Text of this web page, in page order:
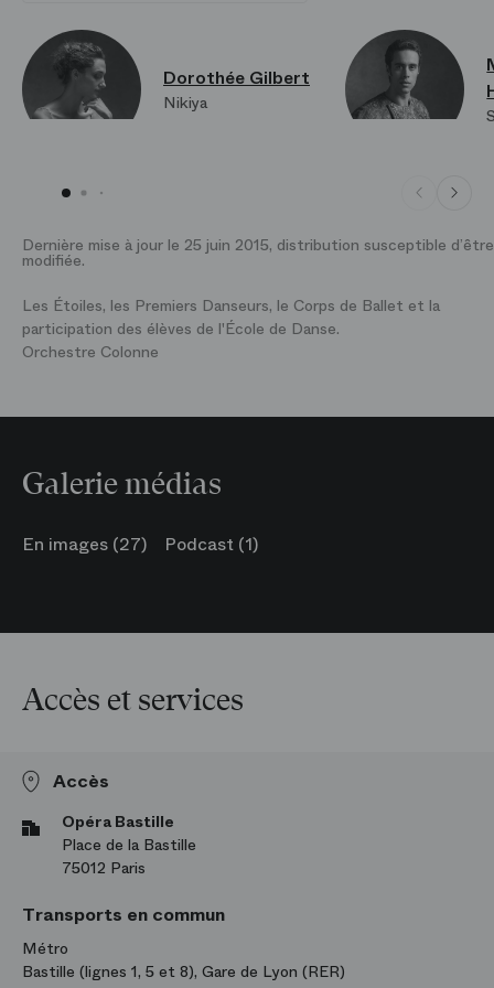
Dorothée Gilbert
Nikiya
Dernière mise à jour le 25 juin 2015, distribution susceptible d’être
modifiée.
Les Étoiles, les Premiers Danseurs, le Corps de Ballet et la
participation des élèves de l'École de Danse.
Orchestre Colonne
Galerie médias
En images (27) Podcast (1)
Accès et services
Accès
Opéra Bastille
Place de la Bastille
75012 Paris
Transports en commun
Métro
Bastille (lignes 1, 5 et 8), Gare de Lyon (RER)